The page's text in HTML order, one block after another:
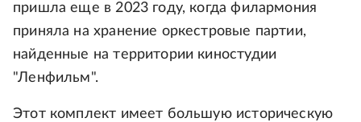
пришла еще в 2023 году, когда филармония
приняла на хранение оркестровые партии,
найденные на территории киностудии
"Ленфильм".
Этот комплект имеет большую историческую